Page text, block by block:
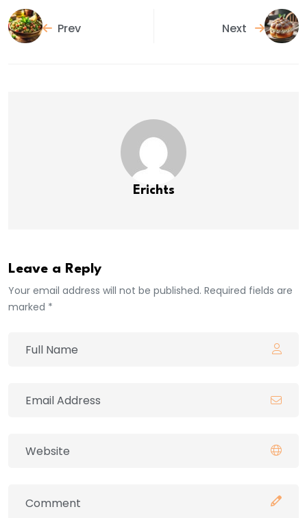
Prev Next
Erichts
Leave a Reply
Your email address will not be published. Required fields are
marked *